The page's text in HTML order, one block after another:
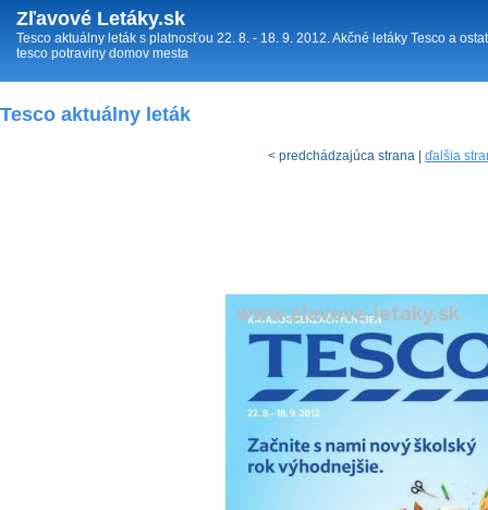
Zľavové Letáky.sk
Tesco aktuálny leták s platnosťou 22. 8. - 18. 9. 2012. Akčné letáky Tesco a
tesco potraviny domov mesta
Tesco aktuálny leták
< predchádzajúca strana | ďalšia